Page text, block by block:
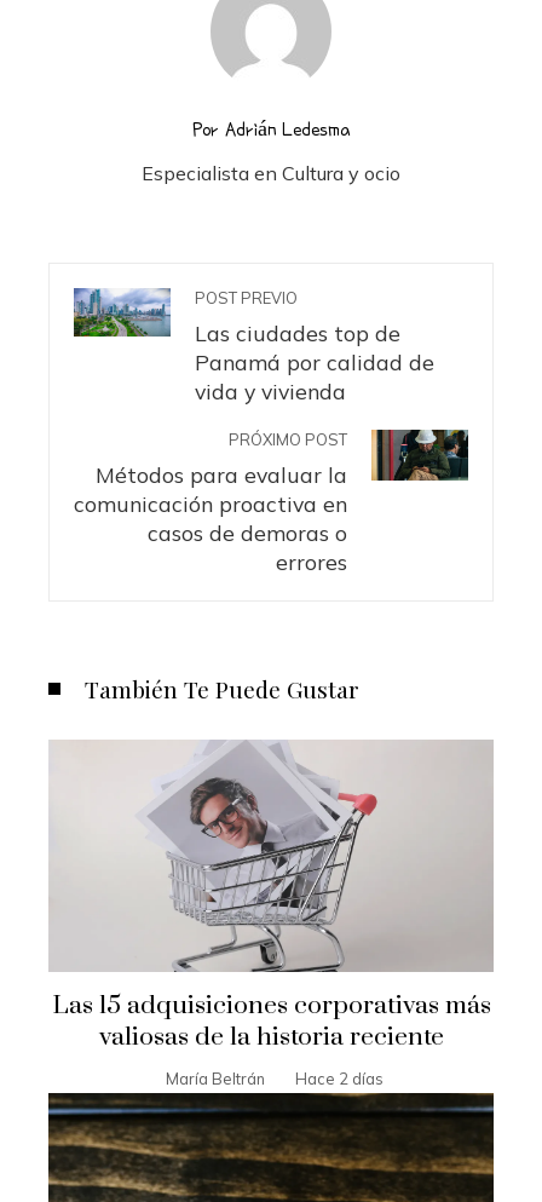
Por Adrián Ledesma
Especialista en Cultura y ocio
POST PREVIO
Las ciudades top de
Panamá por calidad de
vida y vivienda
PRÓXIMO POST
Métodos para evaluar la
comunicación proactiva en
casos de demoras o
errores
También Te Puede Gustar
Las 15 adquisiciones corporativas más
valiosas de la historia reciente
María Beltrán Hace 2 días